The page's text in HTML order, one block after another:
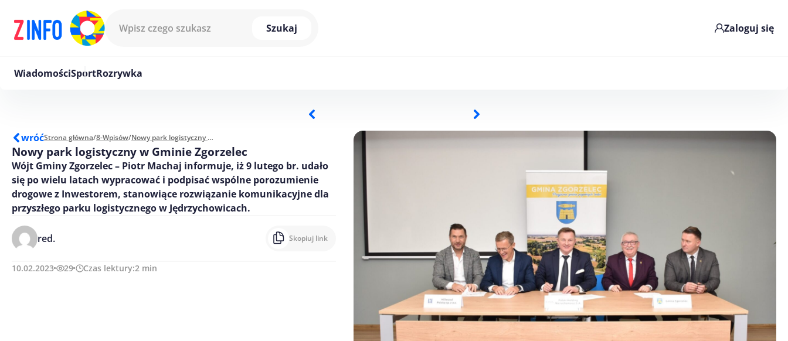
Szukaj
Zaloguj się
WiadomościSportRozrywka
wróćStrona główna/8-Wpisów/ Nowy park logistyczny w Gminie Zgorzelec
Nowy park logistyczny w Gminie Zgorzelec
Wójt Gminy Zgorzelec – Piotr Machaj informuje, iż 9 lutego br. udało
się po wielu latach wypracować i podpisać wspólne porozumienie
drogowe z Inwestorem, stanowiące rozwiązanie komunikacyjne dla
przyszłego parku logistycznego w Jędrzychowicach.
red. Skopiuj link
10.02.2023 29 Czas lektury:2 min